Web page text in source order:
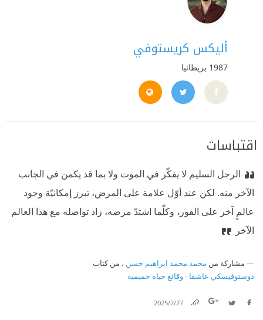
أليكس كريستوفي
1987 بريطانيا
https://x.com/alex_christofi
اقتباسات
الرجل السليم لا يفكّر في الموت ولا بما قد يكمن في الجانب
الآخر منه. لكن عند أوّل علامة على المرض، تبرز إمكانيّة وجود
عالمٍ آخر على الفور، وكلّما اشتدّ مرضه، زاد تواصله مع هذا العالم
الآخر
مشاركة من محمد محمد ابراهيم حسن ، من كتاب
دوستوفيسكي عاشقا - وقائع حياة حميمية
27‏/2‏/2025